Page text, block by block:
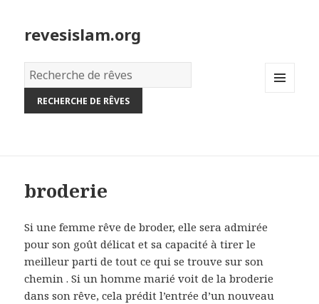
revesislam.org
Dictionnaire
des
rêves:
broderie
Si une femme rêve de broder, elle sera admirée
pour son goût délicat et sa capacité à tirer le
meilleur parti de tout ce qui se trouve sur son
chemin . Si un homme marié voit de la broderie
dans son rêve, cela prédit l’entrée d’un nouveau